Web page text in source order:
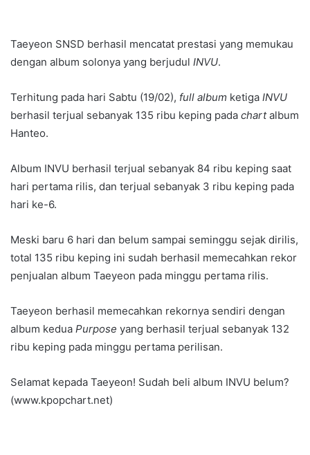
Taeyeon SNSD berhasil mencatat prestasi yang memukau
dengan album solonya yang berjudul INVU.
Terhitung pada hari Sabtu (19/02), full album ketiga INVU
berhasil terjual sebanyak 135 ribu keping pada chartalbum
Hanteo.
Album INVU berhasil terjual sebanyak 84 ribu keping saat
hari pertama rilis, dan terjual sebanyak 3 ribu keping pada
hari ke-6.
Meski baru 6 hari dan belum sampai seminggu sejak dirilis,
total 135 ribu keping ini sudah berhasil memecahkan rekor
penjualan album Taeyeon pada minggu pertama rilis.
Taeyeon berhasil memecahkan rekornya sendiri dengan
album kedua Purpose yang berhasil terjual sebanyak 132
ribu keping pada minggu pertama perilisan.
Selamat kepada Taeyeon! Sudah beli album INVU belum?
(www.kpopchart.net)